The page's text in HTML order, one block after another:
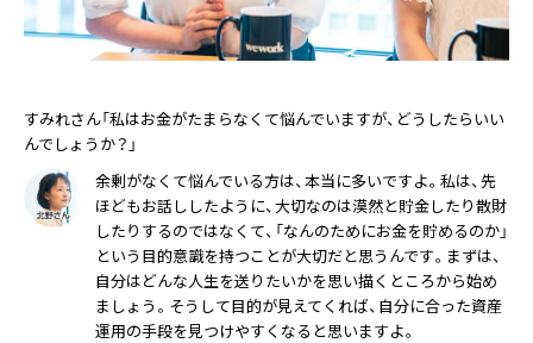
すみれさん「私はお金がたまらなくて悩んでいますが、どうしたらいい
んでしょうか？」
余剰がなくて悩んでいる方は、本当に多いですよ。私は、先
ほどもお話ししたように、大切なのは漠然と貯金したり散財
したりするのではなくて、「なんのためにお金を貯めるのか」
という目的意識を持つことが大切だと思うんです。まずは、
自分はどんな人生を送りたいかを思い描くところから始め
ましょう。そうして目的が見えてくれば、自分に合った資産
運用の手段を見つけやすくなると思いますよ。